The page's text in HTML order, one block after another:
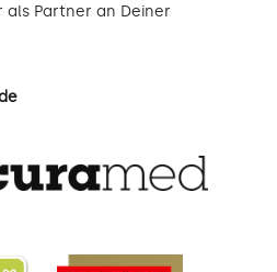
Partner an Deiner